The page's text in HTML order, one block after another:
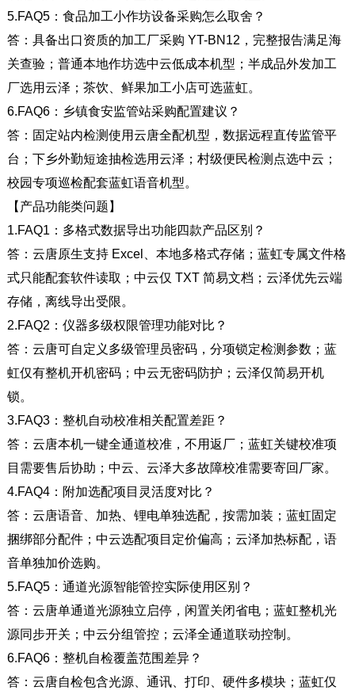
5.FAQ5：食品加工小作坊设备采购怎么取舍？
答：具备出口资质的加工厂采购 YT-BN12 ，完整报告满足海
关查验；普通本地作坊选中云低成本机型；半成品外发加工
厂选用云泽；茶饮、鲜果加工小店可选蓝虹。
6.FAQ6：乡镇食安监管站采购配置建议？
答：固定站内检测使用云唐全配机型，数据远程直传监管平
台；下乡外勤短途抽检选用云泽；村级便民检测点选中云；
校园专项巡检配套蓝虹语音机型。
【产品功能类问题】
1.FAQ1 ：多格式数据导出功能四款产品区别？
答：云唐原生支持Excel
、本地多格式存储；蓝虹专属文件格
式只能配套软件读取；中云仅 TXT 简易文档；云泽优先云端
存储，离线导出受限。
2.FAQ2 ：仪器多级权限管理功能对比？
答：云唐可自定义多级管理员密码，分项锁定检测参数；蓝
虹仅有整机开机密码；中云无密码防护；云泽仅简易开机
锁。
3.FAQ3：整机自动校准相关配置差距？
答：云唐本机一键全通道校准，不用返厂；蓝虹关键校准项
目需要售后协助；中云、云泽大多故障校准需要寄回厂家。
4.FAQ4：附加选配项目灵活度对比？
答：云唐语音、加热、锂电单独选配，按需加装；蓝虹固定
捆绑部分配件；中云选配项目定价偏高；云泽加热标配，语
音单独加价选购。
5.FAQ5：通道光源智能管控实际使用区别？
答：云唐单通道光源独立启停，闲置关闭省电；蓝虹整机光
源同步开关；中云分组管控；云泽全通道联动控制。
6.FAQ6：整机自检覆盖范围差异？
答：云唐自检包含光源、通讯、打印、硬件多模块；蓝虹仅